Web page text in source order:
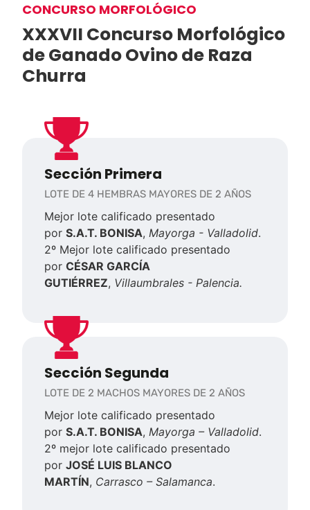
CONCURSO MORFOLÓGICO
XXXVII Concurso Morfológico
de Ganado Ovino de Raza
Churra
Sección Primera
LOTE DE 4 HEMBRAS MAYORES DE 2 AÑOS
Mejor lote calificado presentado
por S.A.T. BONISA, Mayorga - Valladolid.
2º Mejor lote calificado presentado
por CÉSAR GARCÍA
GUTIÉRREZ, Villaumbrales - Palencia.
Sección Segunda
LOTE DE 2 MACHOS MAYORES DE 2 AÑOS
Mejor lote calificado presentado
por S.A.T. BONISA, Mayorga – Valladolid.
2º mejor lote calificado presentado
por JOSÉ LUIS BLANCO
MARTÍN, Carrasco – Salamanca.